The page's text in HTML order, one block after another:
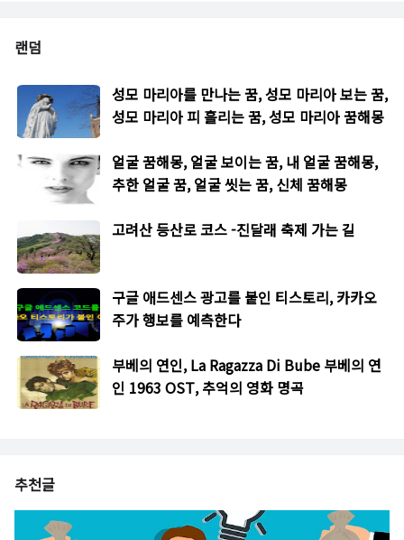
랜덤
성모 마리아를 만나는 꿈, 성모 마리아 보는 꿈,
성모 마리아 피 흘리는 꿈, 성모 마리아 꿈해몽
얼굴 꿈해몽, 얼굴 보이는 꿈, 내 얼굴 꿈해몽,
추한 얼굴 꿈, 얼굴 씻는 꿈, 신체 꿈해몽
고려산 등산로 코스 -진달래 축제 가는 길
구글 애드센스 광고를 붙인 티스토리, 카카오
주가 행보를 예측한다
부베의 연인, La Ragazza Di Bube 부베의 연
인 1963 OST, 추억의 영화 명곡
추천글